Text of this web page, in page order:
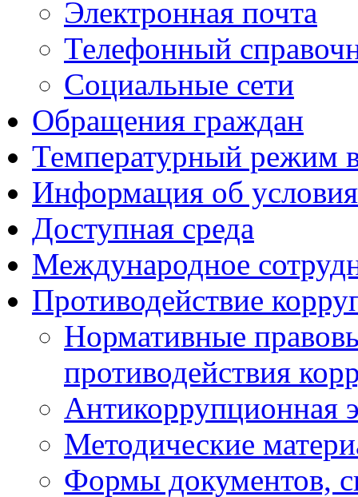
Электронная почта
Телефонный
Социальные сети
Обращения граждан
Температурный режим
Информация об
Доступная среда
Международное
Противодействие
Нормативные
противодействия
Антикоррупционная
Методические
Формы документов,